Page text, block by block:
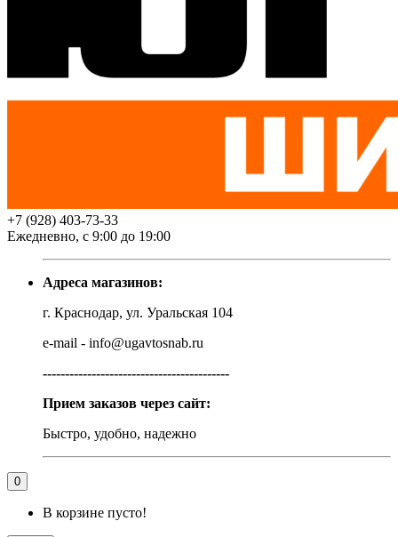
+7 (928) 403-73-33
Ежедневно, с 9:00 до 19:00
Адреса магазинов:
г. Краснодар, ул. Уральская 104
e-mail - info@ugavtosnab.ru
------------------------------------------
Прием заказов через сайт:
Быстро, удобно, надежно
0
В корзине пусто!